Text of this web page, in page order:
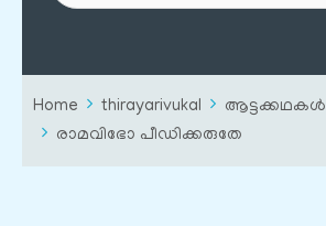
Home thirayarivukal ആട്ടക്കഥകൾ
രാമവിഭോ പീഡിക്കരുതേ